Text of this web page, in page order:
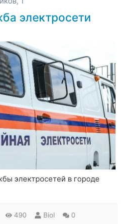
электросети
электросетей в городе
490 Biol 0